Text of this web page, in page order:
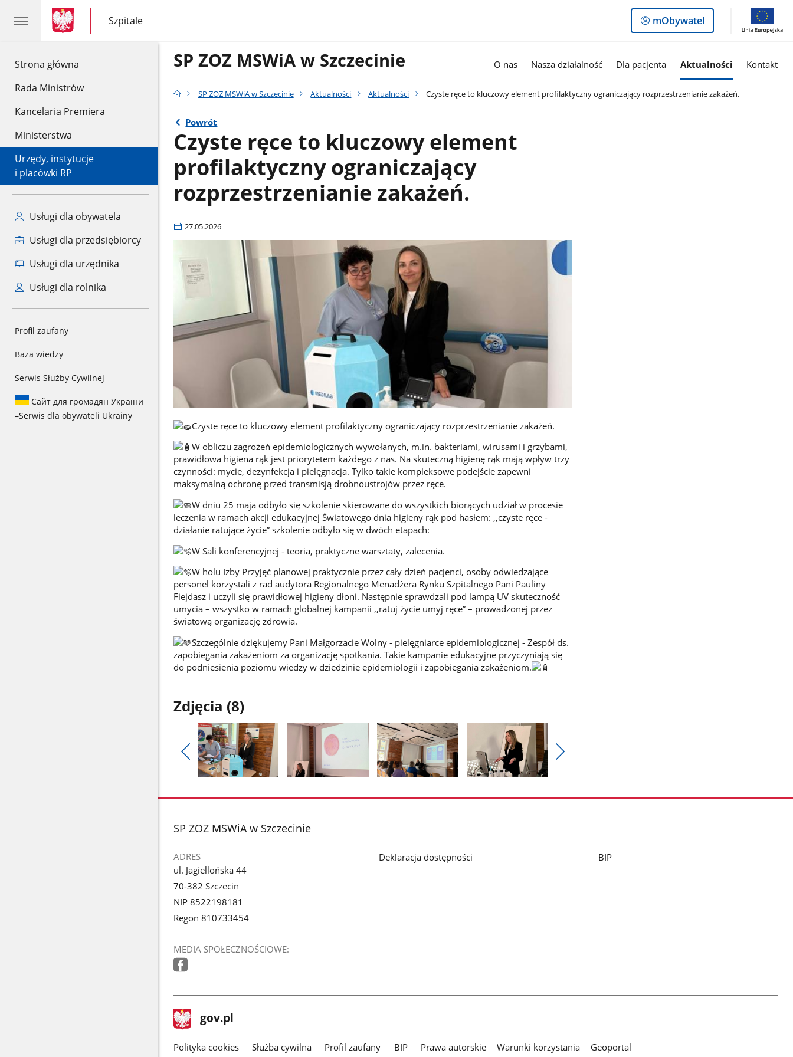
Strona główna
Rada Ministrów
Kancelaria Premiera
Ministerstwa
Urzędy, instytucje
i placówki RP
Usługi dla obywatela
Usługi dla przedsiębiorcy
Usługi dla urzędnika
Usługi dla rolnika
Profil zaufany
Baza wiedzy
Serwis Służby Cywilnej
Сайт для громадян України
–Serwis dla obywateli Ukrainy
gov.pl
gov.pl
Szpitale
gov.pl
Szpitale
Logowanie
do
mObywatel
SP ZOZ MSWiA w Szczecinie O nas Nasza działalność Dla pacjenta Aktualności Kontakt
SP ZOZ MSWiA w Szczecinie Aktualności Aktualności Czyste ręce to kluczowy element profilaktyczny ograniczający rozprzestrzenianie zakażeń.
Powrót
Czyste ręce to kluczowy element
profilaktyczny ograniczający
rozprzestrzenianie zakażeń.
27.05.2026
Czyste ręce to kluczowy element profilaktyczny ograniczający rozprzestrzenianie zakażeń.
W obliczu zagrożeń epidemiologicznych wywołanych, m.in. bakteriami, wirusami i grzybami,
prawidłowa higiena rąk jest priorytetem każdego z nas. Na skuteczną higienę rąk mają wpływ trzy
czynności: mycie, dezynfekcja i pielęgnacja. Tylko takie kompleksowe podejście zapewni
maksymalną ochronę przed transmisją drobnoustrojów przez ręce.
W dniu 25 maja odbyło się szkolenie skierowane do wszystkich biorących udział w procesie
leczenia w ramach akcji edukacyjnej Światowego dnia higieny rąk pod hasłem: ,,czyste ręce -
działanie ratujące życie” szkolenie odbyło się w dwóch etapach:
W Sali konferencyjnej - teoria, praktyczne warsztaty, zalecenia.
W holu Izby Przyjęć planowej praktycznie przez cały dzień pacjenci, osoby odwiedzające
personel korzystali z rad audytora Regionalnego Menadżera Rynku Szpitalnego Pani Pauliny
Fiejdasz i uczyli się prawidłowej higieny dłoni. Następnie sprawdzali pod lampą UV skuteczność
umycia – wszystko w ramach globalnej kampanii ,,ratuj życie umyj ręce” – prowadzonej przez
światową organizację zdrowia.
Szczególnie dziękujemy Pani Małgorzacie Wolny - pielęgniarce epidemiologicznej - Zespół ds.
zapobiegania zakażeniom za organizację spotkania. Takie kampanie edukacyjne przyczyniają się
do podniesienia poziomu wiedzy w dziedzinie epidemiologii i zapobiegania zakażeniom.
Zdjęcia (8)
Pokaż
poprzednie
galerii.
galerii.
stopka
SP ZOZ MSWiA w Szczecinie
ADRES
ul. Jagiellońska 44
70-382 Szczecin
NIP 8522198181
Regon 810733454
MEDIA SPOŁECZNOŚCIOWE:
Deklaracja dostępności BIP
stopka
gov.pl Strona
gov.pl
gov.pl
Polityka cookies Służba cywilna Profil zaufany BIP Prawa autorskie Warunki korzystania Geoportal